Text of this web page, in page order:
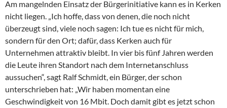
Am mangelnden Einsatz der Bürgerinitiative kann es in Kerken
nicht liegen. „Ich hoffe, dass von denen, die noch nicht
überzeugt sind, viele noch sagen: Ich tue es nicht für mich,
sondern für den Ort; dafür, dass Kerken auch für
Unternehmen attraktiv bleibt. In vier bis fünf Jahren werden
die Leute ihren Standort nach dem Internetanschluss
aussuchen“, sagt Ralf Schmidt, ein Bürger, der schon
unterschrieben hat: „Wir haben momentan eine
Geschwindigkeit von 16 Mbit. Doch damit gibt es jetzt schon